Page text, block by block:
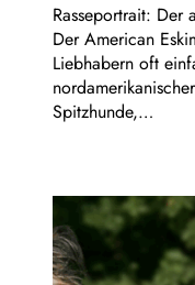
Rasseportrait: Der
Der American
Liebhabern oft
Spitzhunde,…